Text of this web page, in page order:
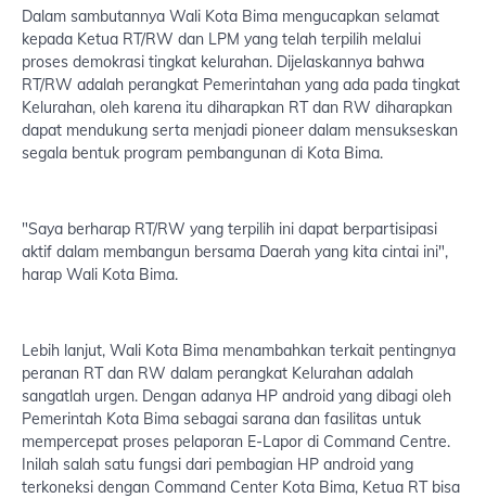
Dalam sambutannya Wali Kota Bima mengucapkan selamat
kepada Ketua RT/RW dan LPM yang telah terpilih melalui
proses demokrasi tingkat kelurahan. Dijelaskannya bahwa
RT/RW adalah perangkat Pemerintahan yang ada pada tingkat
Kelurahan, oleh karena itu diharapkan RT dan RW diharapkan
dapat mendukung serta menjadi pioneer dalam mensukseskan
segala bentuk program pembangunan di Kota Bima.
"Saya berharap RT/RW yang terpilih ini dapat berpartisipasi
aktif dalam membangun bersama Daerah yang kita cintai ini",
harap Wali Kota Bima.
Lebih lanjut, Wali Kota Bima menambahkan terkait pentingnya
peranan RT dan RW dalam perangkat Kelurahan adalah
sangatlah urgen. Dengan adanya HP android yang dibagi oleh
Pemerintah Kota Bima sebagai sarana dan fasilitas untuk
mempercepat proses pelaporan E-Lapor di Command Centre.
Inilah salah satu fungsi dari pembagian HP android yang
terkoneksi dengan Command Center Kota Bima, Ketua RT bisa